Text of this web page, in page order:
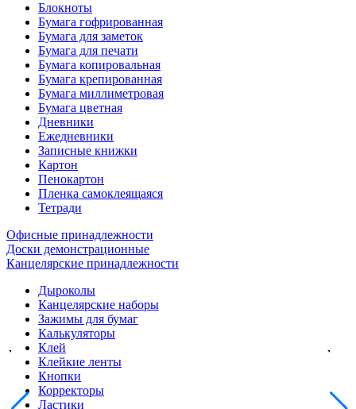
Блокноты
Бумага гофрированная
Бумага для заметок
Бумага для печати
Бумага копировальная
Бумага крепированная
Бумага миллиметровая
Бумага цветная
Дневники
Ежедневники
Записные книжки
Картон
Пенокартон
Пленка самоклеящаяся
Тетради
Офисные принадлежности
Доски демонстрационные
Канцелярские принадлежности
Дыроколы
Канцелярские наборы
Зажимы для бумаг
Калькуляторы
Клей
Клейкие ленты
Кнопки
Корректоры
Ластики